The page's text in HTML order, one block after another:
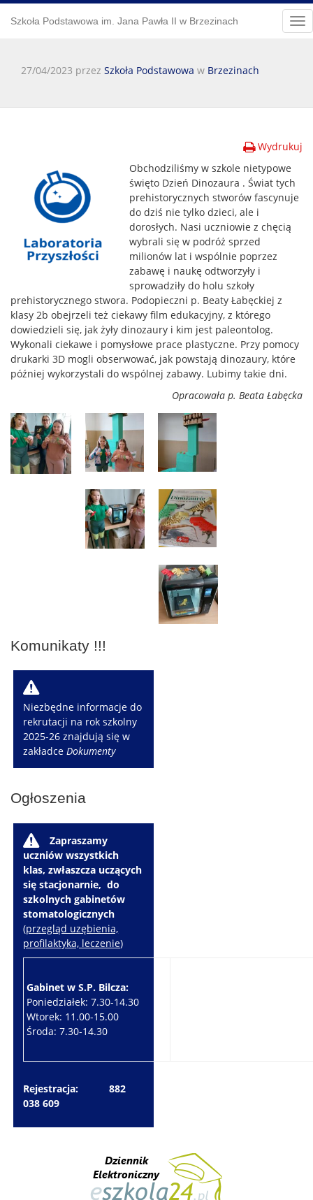
Szkoła Podstawowa im. Jana Pawła II w Brzezinach
27/04/2023 przez Szkoła Podstawowa w Brzezinach
Wydrukuj
Obchodziliśmy w szkole nietypowe
święto Dzień Dinozaura . Świat tych
prehistorycznych stworów fascynuje
do dziś nie tylko dzieci, ale i
dorosłych. Nasi uczniowie z chęcią
wybrali się w podróż sprzed
milionów lat i wspólnie poprzez
zabawę i naukę odtworzyły i
sprowadziły do holu szkoły
prehistorycznego stwora. Podopieczni p. Beaty Łabęckiej z
klasy 2b obejrzeli też ciekawy film edukacyjny, z którego
dowiedzieli się, jak żyły dinozaury i kim jest paleontolog.
Wykonali ciekawe i pomysłowe prace plastyczne. Przy pomocy
drukarki 3D mogli obserwować, jak powstają dinozaury, które
później wykorzystali do wspólnej zabawy. Lubimy takie dni.
Opracowała p. Beata Łabęcka
Komunikaty !!!
W
Niezbędne informacje do
rekrutacji na rok szkolny
2025-26 znajdują się w
zakładceDokumenty
Ogłoszenia
W
Zapraszamy
uczniów wszystkich
klas, zwłaszcza uczących
się stacjonarnie, do
szkolnych gabinetów
stomatologicznych
(przegląd uzębienia,
profilaktyka, leczenie)
Gabinet w S.P. Bilcza:
Poniedziałek: 7.30-14.30
Wtorek: 11.00-15.00
Środa: 7.30-14.30
Rejestracja: 882
038 609